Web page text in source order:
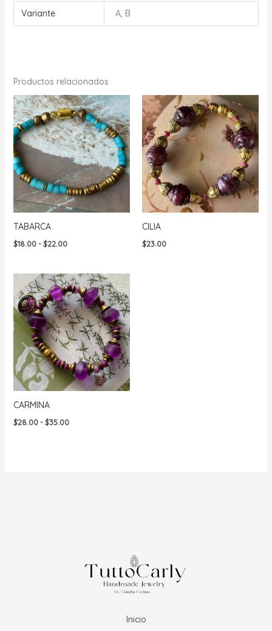
Variante A, B
Productos relacionados
TABARCA
$18.00 - $22.00Rango
desde
$18.00
hasta
$22.00
CILIA
$23.00
CARMINA
$28.00 - $35.00Rango
Inicio